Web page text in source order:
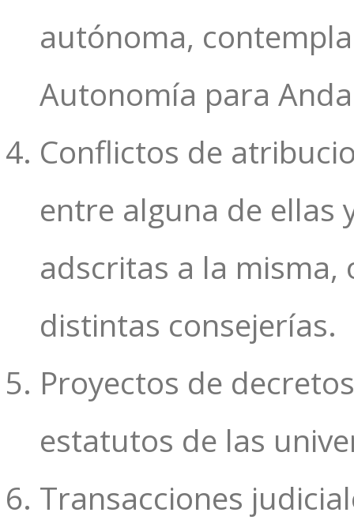
autónoma,
Autonomía para
Conflictos de
entre alguna de ellas
adscritas a la
distintas consejerías.
Proyectos de
estatutos de las
Transacciones